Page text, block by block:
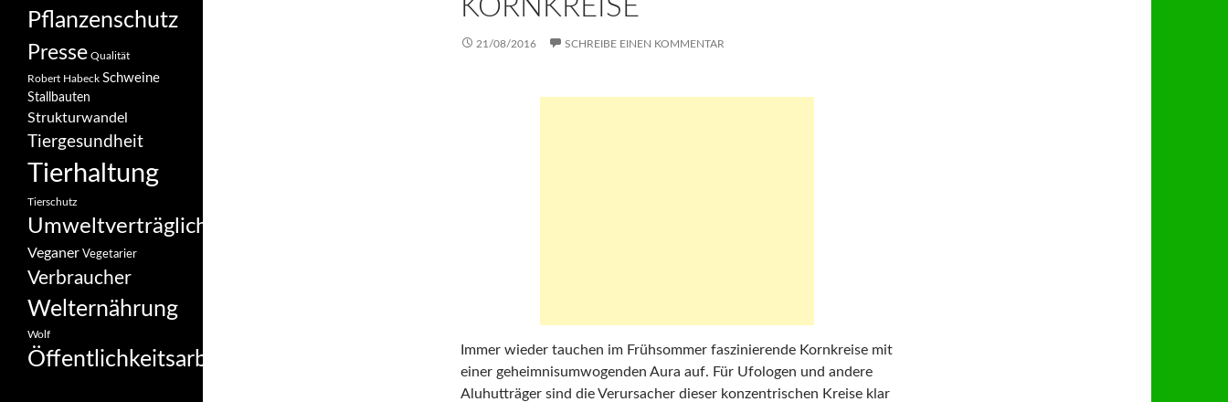
KORNKREISE
21/08/2016 SCHREIBE EINEN KOMMENTAR
Immer wieder tauchen im Frühsommer faszinierende Kornkreise mit
einer geheimnisumwogenden Aura auf. Für Ufologen und andere
Aluhutträger sind die Verursacher dieser konzentrischen Kreise klar
Pflanzenschutz
Presse Qualität
Robert Habeck Schweine
Stallbauten
Strukturwandel
Tiergesundheit
Tierhaltung
Tierschutz
Umweltverträglichkeit
Veganer Vegetarier
Verbraucher
Welternährung
Wolf
Öffentlichkeitsarbeit